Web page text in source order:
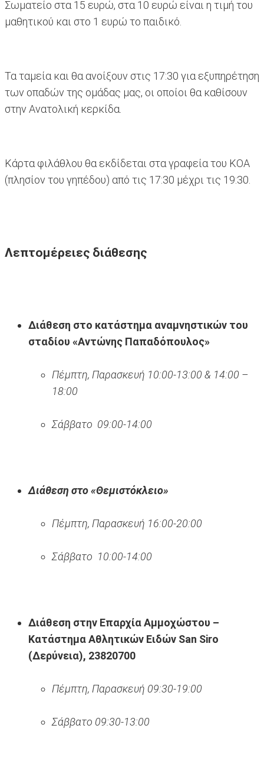
Σωματείο στα 15 ευρώ, στα 10 ευρώ είναι η τιμή του
μαθητικού και στο 1 ευρώ το παιδικό.
Τα ταμεία και θα ανοίξουν στις 17:30 για εξυπηρέτηση
των οπαδών της ομάδας μας, οι οποίοι θα καθίσουν
στην Ανατολική κερκίδα.
Κάρτα φιλάθλου θα εκδίδεται στα γραφεία του ΚΟΑ
(πλησίον του γηπέδου) από τις 17:30 μέχρι τις 19:30.
Λεπτομέρειες διάθεσης
Διάθεση στο κατάστημα αναμνηστικών του
σταδίου «Αντώνης Παπαδόπουλος»
Πέμπτη, Παρασκευή 10:00-13:00 & 14:00 –
18:00
Σάββατο 09:00-14:00
Διάθεση στο «Θεμιστόκλειο»
Πέμπτη, Παρασκευή 16:00-20:00
Σάββατο 10:00-14:00
Διάθεση στην Επαρχία Αμμοχώστου –
Κατάστημα Αθλητικών Ειδών San Siro
(Δερύνεια), 23820700
Πέμπτη, Παρασκευή 09:30-19:00
Σάββατο 09:30-13:00